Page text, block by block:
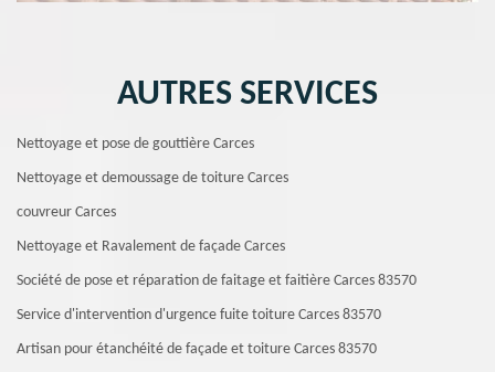
AUTRES SERVICES
Nettoyage et pose de gouttière Carces
Nettoyage et demoussage de toiture Carces
couvreur Carces
Nettoyage et Ravalement de façade Carces
Société de pose et réparation de faitage et faitière Carces 83570
Service d'intervention d'urgence fuite toiture Carces 83570
Artisan pour étanchéité de façade et toiture Carces 83570